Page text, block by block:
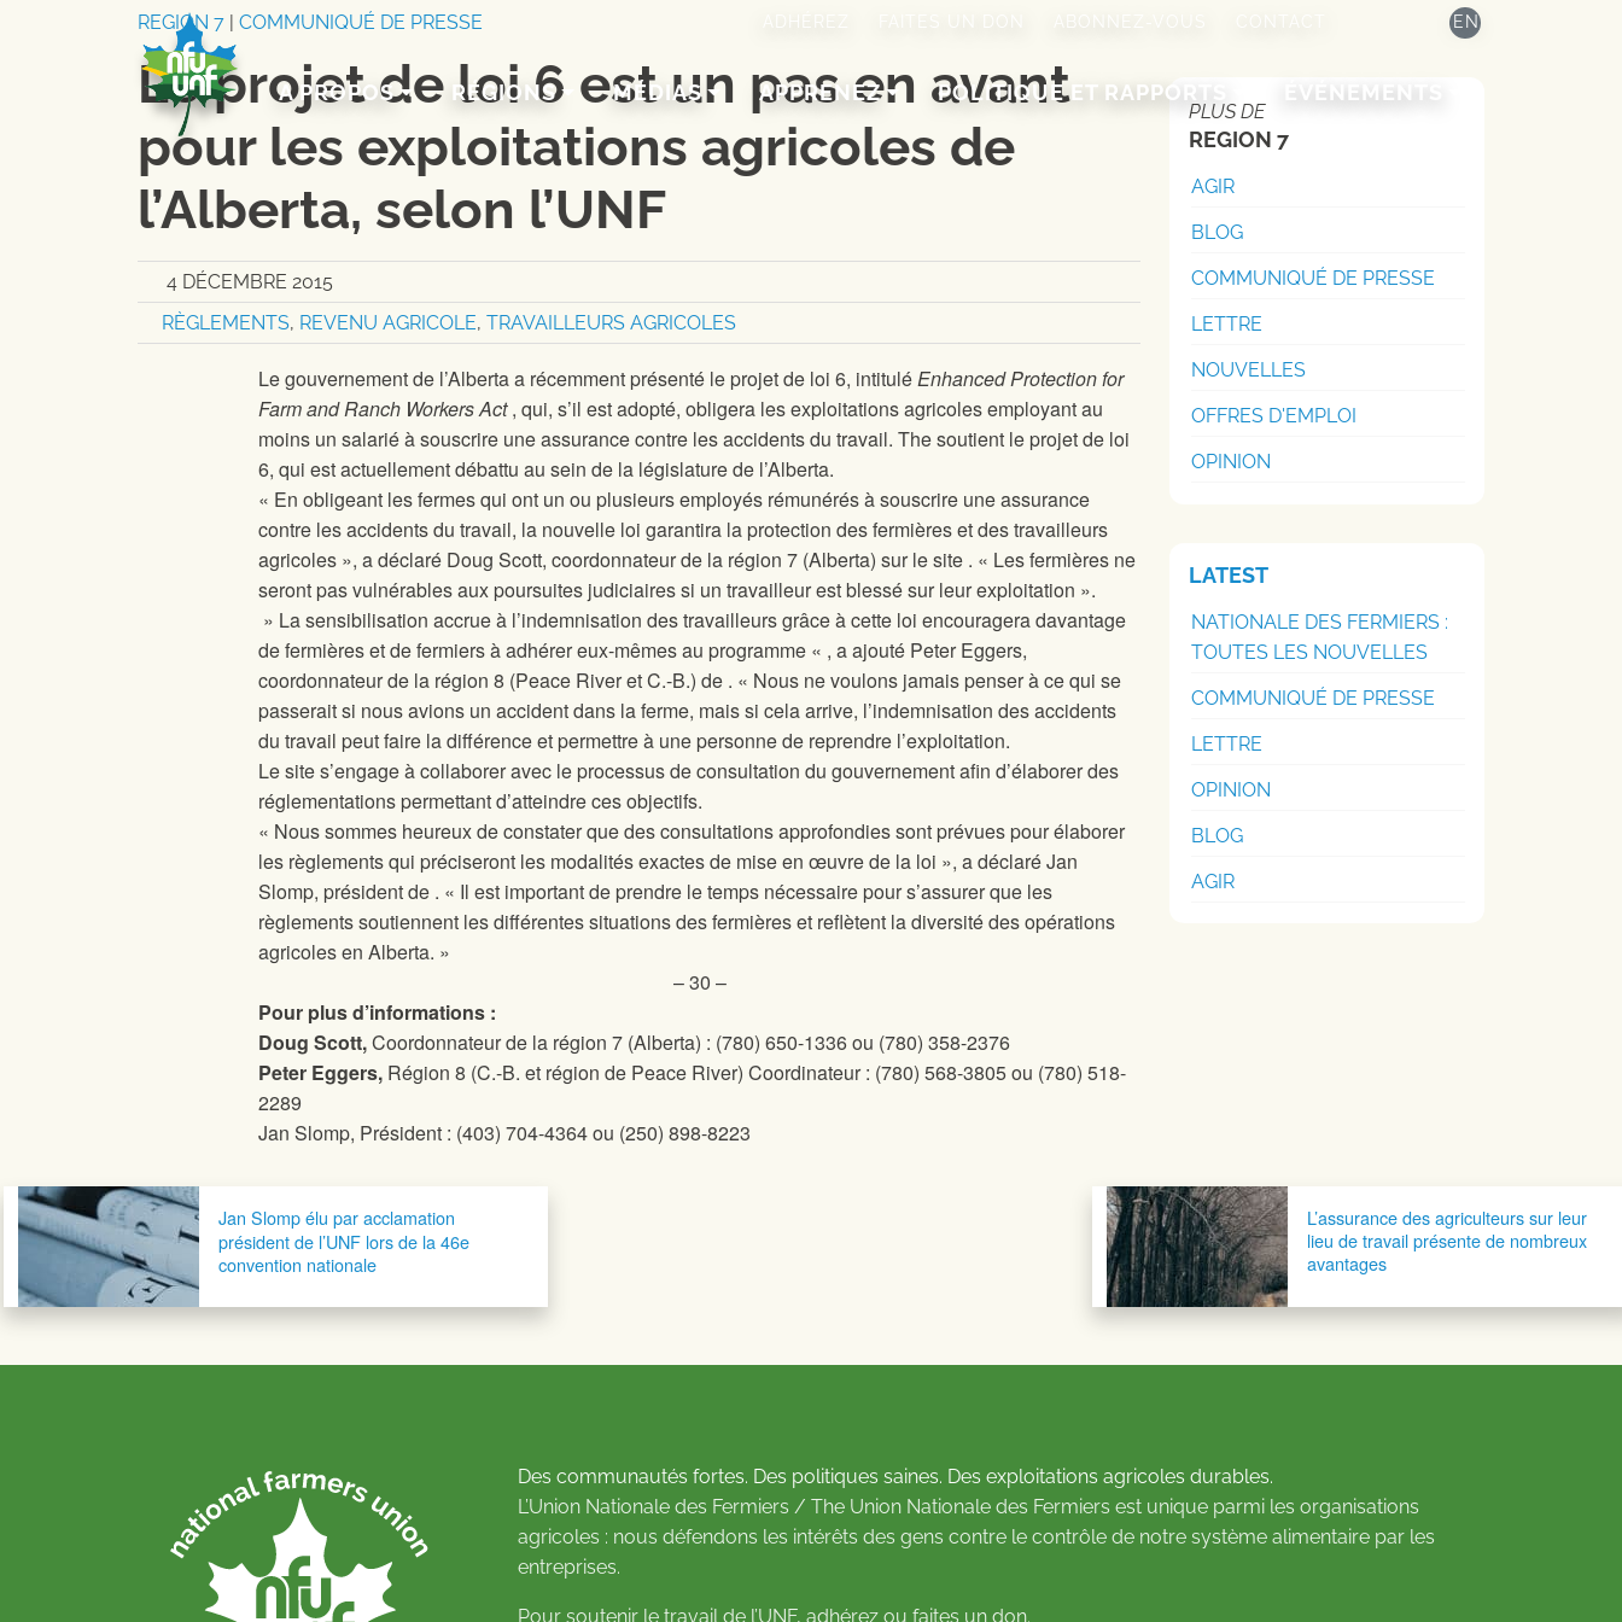
ADHÉREZ ABONNEZ-VOUS EN
A PROPOS RÉGIONS MÉDIAS APPRENEZ POLITIQUE ET RAPPORTS ÉVÉNEMENTS
REGION 7 COMMUNIQUÉ DE PRESSE
Le projet de loi 6 est un pas en avant
pour les exploitations agricoles de
l’Alberta, selon l’UNF
4 DÉCEMBRE 2015
RÈGLEMENTS, REVENU AGRICOLE, TRAVAILLEURS AGRICOLES
Le gouvernement de l’Alberta a récemment présenté le projet de loi 6, intituléEnhanced Protection for
Farm and Ranch Workers Act, qui, s’il est adopté, obligera les exploitations agricoles employant au
moins un salarié à souscrire une assurance contre les accidents du travail. Thesoutient le projet de loi
6, qui est actuellement débattu au sein de la législature de l’Alberta.
« En obligeant les fermes qui ont un ou plusieurs employés rémunérés à souscrire une assurance
contre les accidents du travail, la nouvelle loi garantira la protection des fermières et des travailleurs
agricoles », a déclaré Doug Scott, coordonnateur de la région 7 (Alberta) sur le site . « Les fermières ne
seront pas vulnérables aux poursuites judiciaires si un travailleur est blessé sur leur exploitation ».
» La sensibilisation accrue à l’indemnisation des travailleurs grâce à cette loi encouragera davantage
de fermières et de fermiers à adhérer eux-mêmes au programme « , a ajouté Peter Eggers,
coordonnateur de la région 8 (Peace River et C.-B.) de . « Nous ne voulons jamais penser à ce qui se
passerait si nous avions un accident dans la ferme, mais si cela arrive, l’indemnisation des accidents
du travail peut faire la différence et permettre à une personne de reprendre l’exploitation.
Le sites’engage à collaborer avec le processus de consultation du gouvernement afin d’élaborer des
réglementations permettant d’atteindre ces objectifs.
« Nous sommes heureux de constater que des consultations approfondies sont prévues pour élaborer
les règlements qui préciseront les modalités exactes de mise en œuvre de la loi », a déclaré Jan
Slomp, président de . « Il est important de prendre le temps nécessaire pour s’assurer que les
règlements soutiennent les différentes situations des fermières et reflètent la diversité des opérations
agricoles en Alberta. »
– 30 –
Pour plus d’informations :
Doug Scott,Coordonnateur de la région 7 (Alberta) : (780) 650-1336 ou (780) 358-2376
Peter Eggers, Région 8 (C.-B. et région de Peace River) Coordinateur : (780) 568-3805 ou (780) 518-
2289
Jan Slomp, Président : (403) 704-4364 ou (250) 898-8223
PLUS DE
REGION 7
AGIR
BLOG
COMMUNIQUÉ DE PRESSE
LETTRE
NOUVELLES
OFFRES D'EMPLOI
OPINION
LATEST
NATIONALE DES FERMIERS :
TOUTES LES NOUVELLES
COMMUNIQUÉ DE PRESSE
LETTRE
OPINION
BLOG
AGIR
Navigation postale
Jan Slomp élu par acclamation
président de l’UNF lors de la 46e
convention nationale
L’assurance des agriculteurs sur leur
lieu de travail présente de nombreux
avantages
Des communautés fortes. Des politiques saines. Des exploitations agricoles durables.
L’Union Nationale des Fermiers / The Union Nationale des Fermiers est unique parmi les organisations
agricoles : nous défendons les intérêts des gens contre le contrôle de notre système alimentaire par les
entreprises.
Pour soutenir le travail de l’UNF, adhérez ou faites un don.